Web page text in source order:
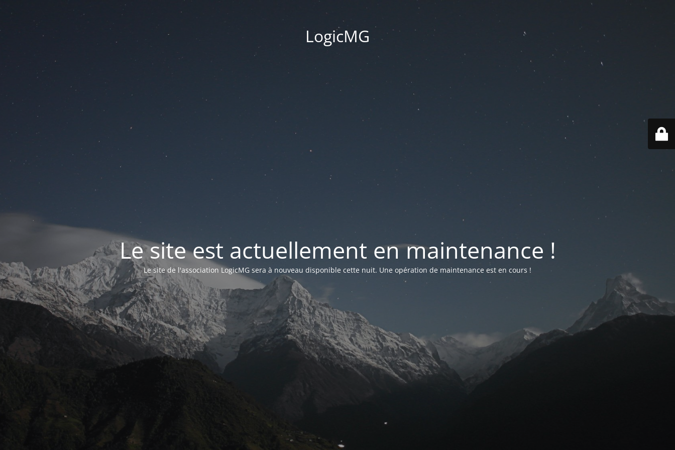
LogicMG
Le site est actuellement en maintenance !
Le site de l'association LogicMG sera à nouveau disponible cette nuit. Une opération de maintenance est en cours !